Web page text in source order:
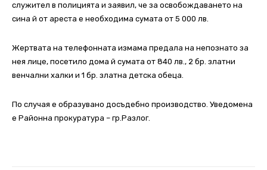
служител в полицията и заявил, че за освобождаването на
сина й от ареста е необходима сумата от 5 000 лв.
Жертвата на телефонната измама предала на непознато за
нея лице, посетило дома й сумата от 840 лв., 2 бр. златни
венчални халки и 1 бр. златна детска обеца.
По случая е образувано досъдебно производство. Уведомена
е Районна прокуратура – гр.Разлог.